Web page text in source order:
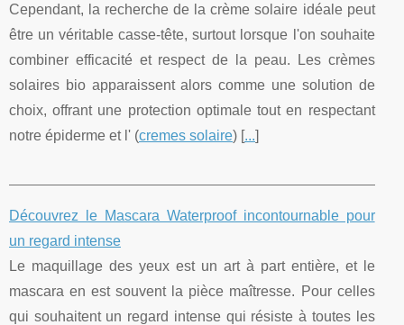
Cependant, la recherche de la crème solaire idéale peut
être un véritable casse-tête, surtout lorsque l'on souhaite
combiner efficacité et respect de la peau. Les crèmes
solaires bio apparaissent alors comme une solution de
choix, offrant une protection optimale tout en respectant
notre épiderme et l' (cremes solaire) [...]
Découvrez le Mascara Waterproof incontournable pour
un regard intense
Le maquillage des yeux est un art à part entière, et le
mascara en est souvent la pièce maîtresse. Pour celles
qui souhaitent un regard intense qui résiste à toutes les